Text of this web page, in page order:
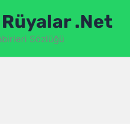
Rüyalar .Net
Sözlüğü